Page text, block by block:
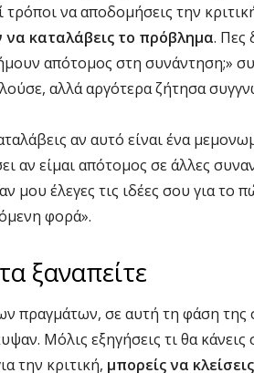
να αποδομήσεις την
καταλάβεις το πρόβλημα. Πες
απότομος στη συνάντηση;»
αλλά αργότερα ζήτησα
αν αυτό είναι ένα
αν είμαι απότομος σε άλλες
μου έλεγες τις ιδέες σου για το
φορά».
ξαναπείτε
πραγμάτων, σε αυτή τη φάση της
Μόλις εξηγήσεις τι θα κάνεις
την κριτική, μπορείς να